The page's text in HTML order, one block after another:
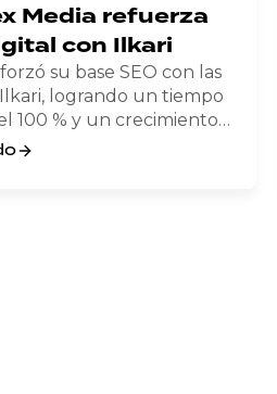
Media refuerza
con Ilkari
su base SEO con las
logrando un tiempo
100 % y un crecimiento